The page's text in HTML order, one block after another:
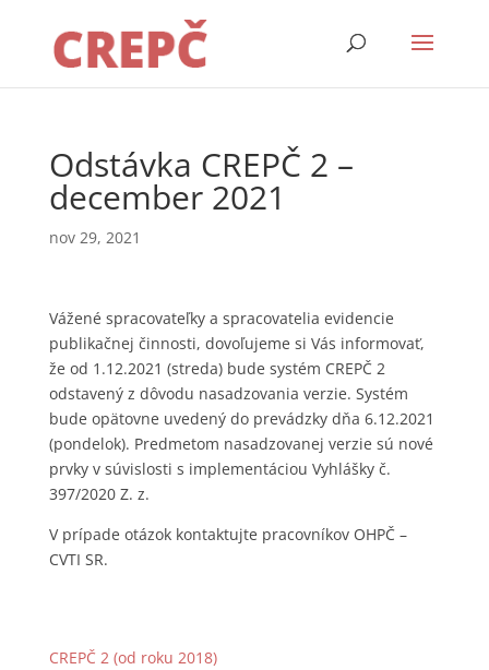
Odstávka CREPČ 2 –
december 2021
nov 29, 2021
Vážené spracovateľky a spracovatelia evidencie
publikačnej činnosti, dovoľujeme si Vás informovať,
že od 1.12.2021 (streda) bude systém CREPČ 2
odstavený z dôvodu nasadzovania verzie. Systém
bude opätovne uvedený do prevádzky dňa 6.12.2021
(pondelok). Predmetom nasadzovanej verzie sú nové
prvky v súvislosti s implementáciou Vyhlášky č.
397/2020 Z. z.
V prípade otázok kontaktujte pracovníkov OHPČ –
CVTI SR.
CREPČ 2 (od roku 2018)